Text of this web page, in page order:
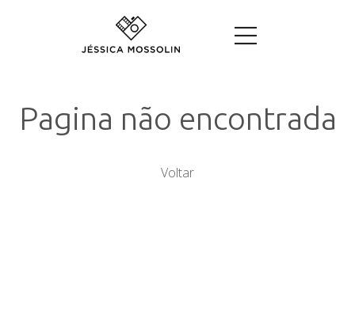
Pagina não encontrada
Voltar